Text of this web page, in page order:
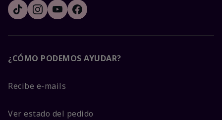
¿CÓMO PODEMOS AYUDAR?
Recibe e-mails
Ver estado del pedido